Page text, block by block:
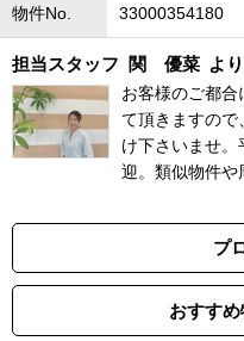
物件No. 33000354180
担当スタッフ 関 優菜 より
お客様のご都
て頂きますので
け下さいませ
迎。類似物件や
プ
おすす